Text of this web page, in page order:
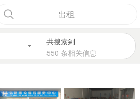
出租
共搜索到
550 条相关信息